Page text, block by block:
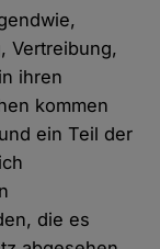
Vertreibung,
ihren
kommen
ein Teil der
die es